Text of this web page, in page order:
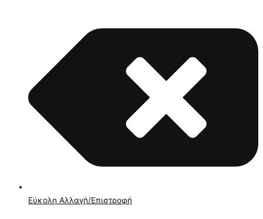
Εύκολη Αλλαγή/Επιστροφή